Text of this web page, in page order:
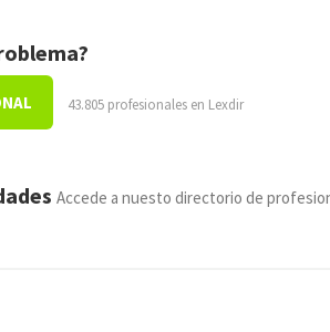
43.805 profesionales en Lexdir
Accede a nuesto directorio de